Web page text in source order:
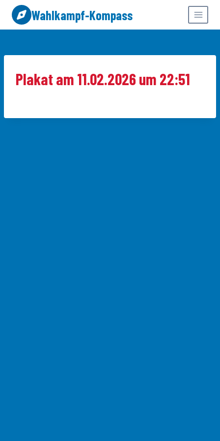
Zum
Inhalt
springen
Wahlkampf-Kompass
Plakat am 11.02.2026 um 22:51